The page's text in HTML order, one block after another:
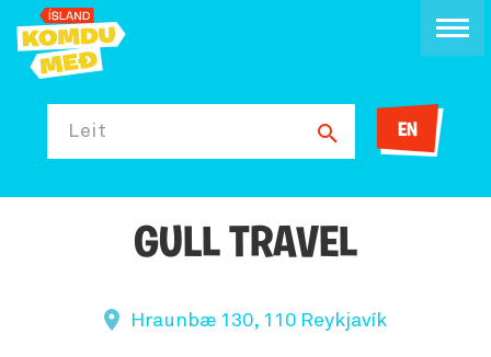
Leit EN
GULL TRAVEL
Hraunbæ 130, 110 Reykjavík